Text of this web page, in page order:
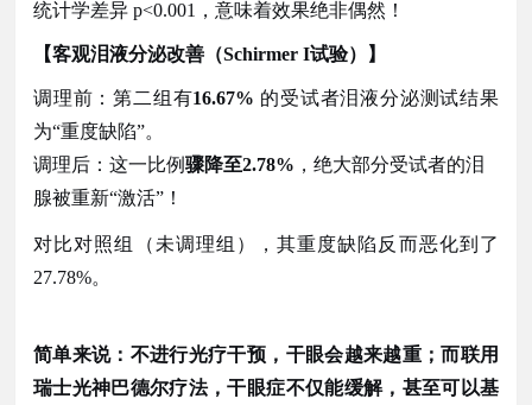
统计学差异 p<0.001，意味着效果绝非偶然！
【客观泪液分泌改善（Schirmer I试验）】
调理前：第二组有16.67% 的受试者泪液分泌测试结果
为“重度缺陷”。
调理后：这一比例骤降至2.78% ，绝大部分受试者的泪
腺被重新“激活”！
对比对照组（未调理组），其重度缺陷反而恶化到了
27.78%。
简单来说：不进行光疗干预，干眼会越来越重；而联用
瑞士光神巴德尔疗法，干眼症不仅能缓解，甚至可以基